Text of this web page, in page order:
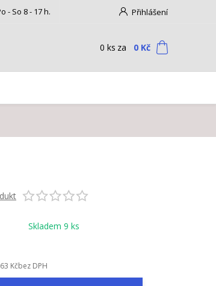
Přihlášení
- So 8 - 17 h.
0 ks za 0 Kč
Skladem 9 ks
Kčbez DPH